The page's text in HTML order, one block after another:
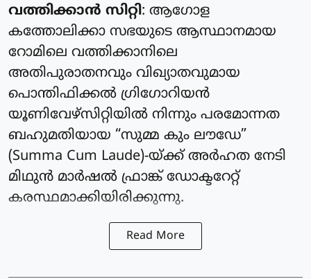
വത്തിക്കാൻ സിറ്റി: ആഗോള
കത്തോലിക്കാ സഭയുടെ ആസ്ഥാനമായ
റോമിലെ വത്തിക്കാനിലെ
അതിപുരാതനവും വിഖ്യാതവുമായ
പൊന്തിഫിക്കൽ ഗ്രിഗോറിയൻ
യൂണിവേഴ്സിറ്റിയിൽ നിന്നും പരമോന്നത
ബഹുമതിയായ “സുമ്മ കും ലൗഡേ”
(Summa Cum Laude)-യ്ക്ക് അർഹത നേടി
മിഥുൻ മാർഷൽ ഫ്രാങ്ക് ഡോക്ടറേറ്റ്
കരസ്ഥമാക്കിയിരിക്കുന്നു.
Read More